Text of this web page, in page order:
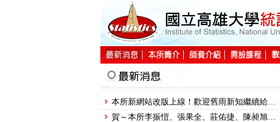
本所新網站改版上線！ 歡迎舊雨新知繼續給予支持及指教!
賀～本所李振愷、張果全、莊佑捷、陳昶旭等四位同學取得經濟部「巨量資料分析師-初級能力鑑定」證書